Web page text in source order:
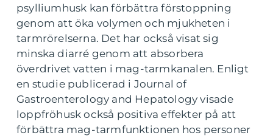
psylliumhusk kan förbättra förstoppning
genom att öka volymen och mjukheten i
tarmrörelserna. Det har också visat sig
minska diarré genom att absorbera
överdrivet vatten i mag-tarmkanalen. Enligt
en studie publicerad i Journal of
Gastroenterology and Hepatology visade
loppfröhusk också positiva effekter på att
förbättra mag-tarmfunktionen hos personer